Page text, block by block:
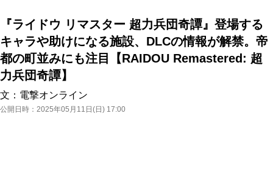
『ライドウ リマスター 超力兵団奇譚』登場する
キャラや助けになる施設、DLCの情報が解禁。帝
都の町並みにも注目【RAIDOU Remastered: 超
力兵団奇譚】
文： 電撃オンライン
公開日時： 2025年05月11日(日) 17:00